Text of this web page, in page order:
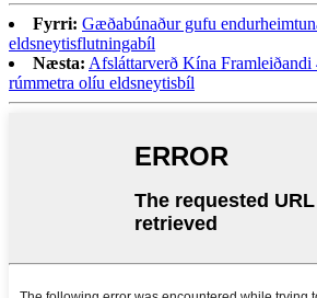
Fyrri: Gæðabúnaður gufu
eldsneytisflutningabíl
Næsta: Afsláttarverð Kína
rúmmetra olíu eldsneytisbíl